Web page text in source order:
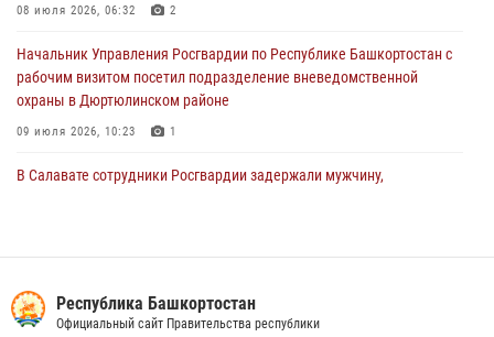
29 июля 2026, 12:01 1
08 июля 2026, 06:32 2
Начальник Управления Росгвардии по Республике Башкортостан с
рабочим визитом посетил подразделение вневедомственной
охраны в Дюртюлинском районе
09 июля 2026, 10:23 1
В Салавате сотрудники Росгвардии задержали мужчину,
Росгвардии и фондом «Защитники Отечества»
16 июля 2026, 07:20 5
Республика Башкортостан
Официальный сайт Правительства республики